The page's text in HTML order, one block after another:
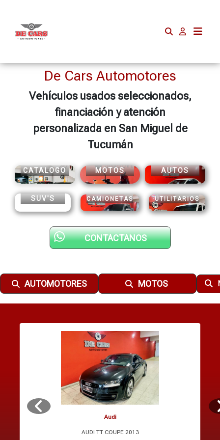
De Cars Automotores
Vehículos usados seleccionados,
financiación y atención
personalizada en San Miguel de
Tucumán
CATALOGO MOTOS AUTOS
SUV'S CAMIONETAS UTILITARIOS
CONTACTANOS
AUTOMOTORES MOTOS
Audi
AUDI TT COUPE 2013